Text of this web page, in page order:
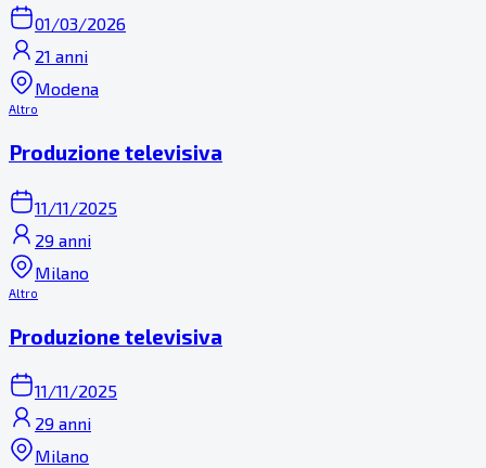
01/03/2026
21 anni
Modena
Altro
Produzione televisiva
11/11/2025
29 anni
Milano
Altro
Produzione televisiva
11/11/2025
29 anni
Milano